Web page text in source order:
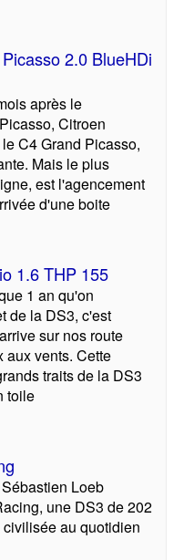
2.0 BlueHDi
après le
Citroen
C4 Grand Picasso,
Mais le plus
est l'agencement
d'une boite
1.6 THP 155
1 an qu'on
de la DS3, c'est
sur nos route
aux vents. Cette
traits de la DS3
toile
Loeb
une DS3 de 202
au quotidien